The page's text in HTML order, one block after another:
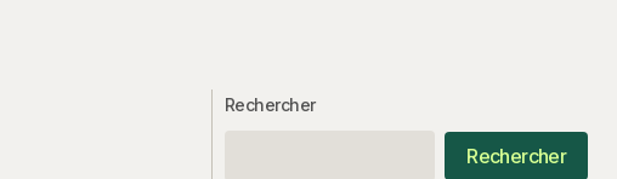
Rechercher
Rechercher